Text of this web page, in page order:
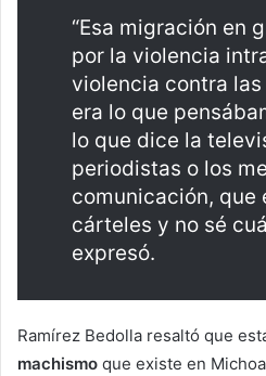
“Esa migración en
por la violencia
violencia contra
era lo que
lo que dice la
periodistas o los
comunicación, que
cárteles y no sé
expresó.
Ramírez Bedolla resaltó que
machismo que existe en